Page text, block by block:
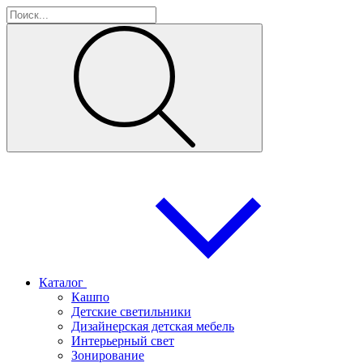
Каталог
Кашпо
Детские светильники
Дизайнерская детская мебель
Интерьерный свет
Зонирование